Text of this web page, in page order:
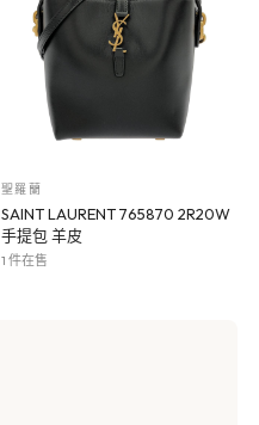
聖羅蘭
SAINT LAURENT 765870 2R20W
手提包 羊皮
1 件在售